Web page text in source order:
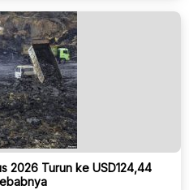
2026 Turun ke USD124,44